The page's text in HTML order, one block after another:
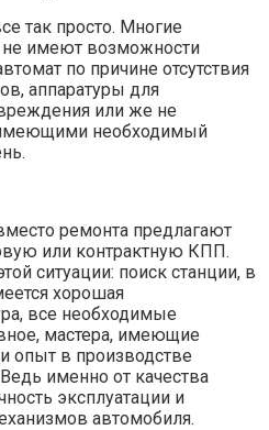
так просто. Многие
не имеют возможности
по причине отсутствия
аппаратуры для
или же не
необходимый
ремонта предлагают
или контрактную КПП.
ситуации: поиск станции, в
хорошая
все необходимые
мастера, имеющие
в производстве
именно от качества
эксплуатации и
автомобиля.